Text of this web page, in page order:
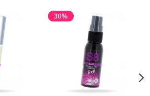
30%